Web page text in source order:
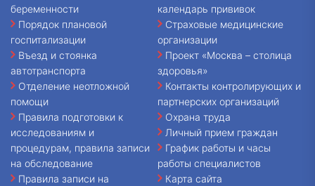
беременности
Порядок плановой
госпитализации
Въезд и стоянка
автотранспорта
Отделение неотложной
помощи
Правила подготовки к
исследованиям и
процедурам, правила записи
на обследование
Правила записи на
календарь прививок
Страховые медицинские
организации
Проект «Москва – столица
здоровья»
Контакты контролирующих и
партнерских организаций
Охрана труда
Личный прием граждан
График работы и часы
работы специалистов
Карта сайта